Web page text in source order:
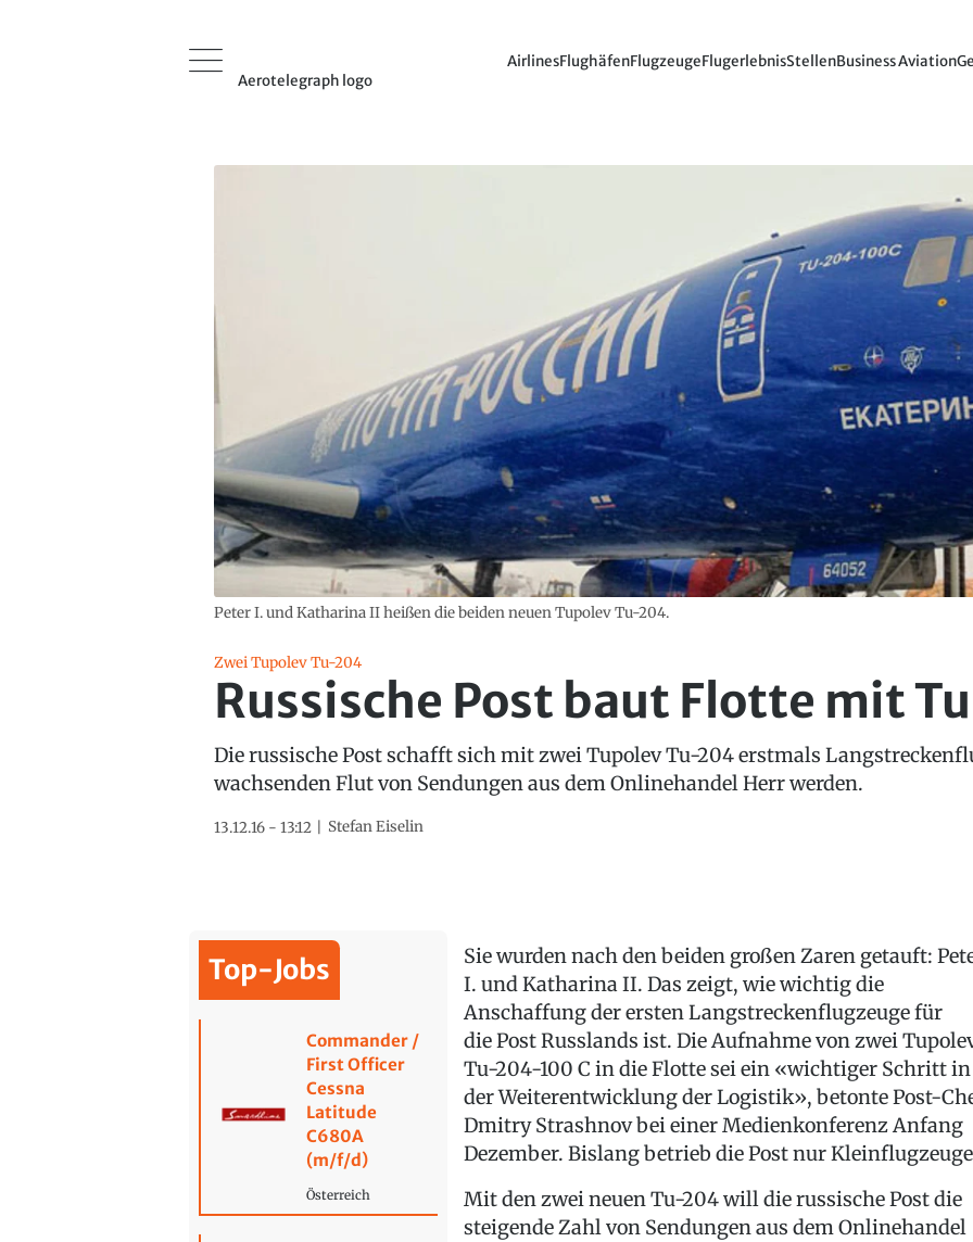
Aerotelegraph logo
AirlinesFlughäfenFlugzeugeFlugerlebnisStellenBusiness Aviation
Peter I. und Katharina II heißen die beiden neuen Tupolev Tu-204.
Zwei Tupolev Tu-204
Russische Post baut Flotte mit
Die russische Post schafft sich mit zwei Tupolev Tu-204 erstmals
wachsenden Flut von Sendungen aus dem Onlinehandel Herr werden.
13.12.16 - 13:12 Stefan Eiselin
Top-Jobs
Commander /
First Officer
Cessna
Latitude
C680A
(m/f/d)
Österreich
Sie wurden nach den beiden großen Zaren getauft:
I. und Katharina II. Das zeigt, wie wichtig die
Anschaffung der ersten Langstreckenflugzeuge für
die Post Russlands ist. Die Aufnahme von zwei
Tu-204-100 C in die Flotte sei ein «wichtiger Schritt in
der Weiterentwicklung der Logistik», betonte Post-
Dmitry Strashnov bei einer Medienkonferenz Anfang
Dezember. Bislang betrieb die Post nur
Mit den zwei neuen Tu-204 will die russische Post die
steigende Zahl von Sendungen aus dem Onlinehandel